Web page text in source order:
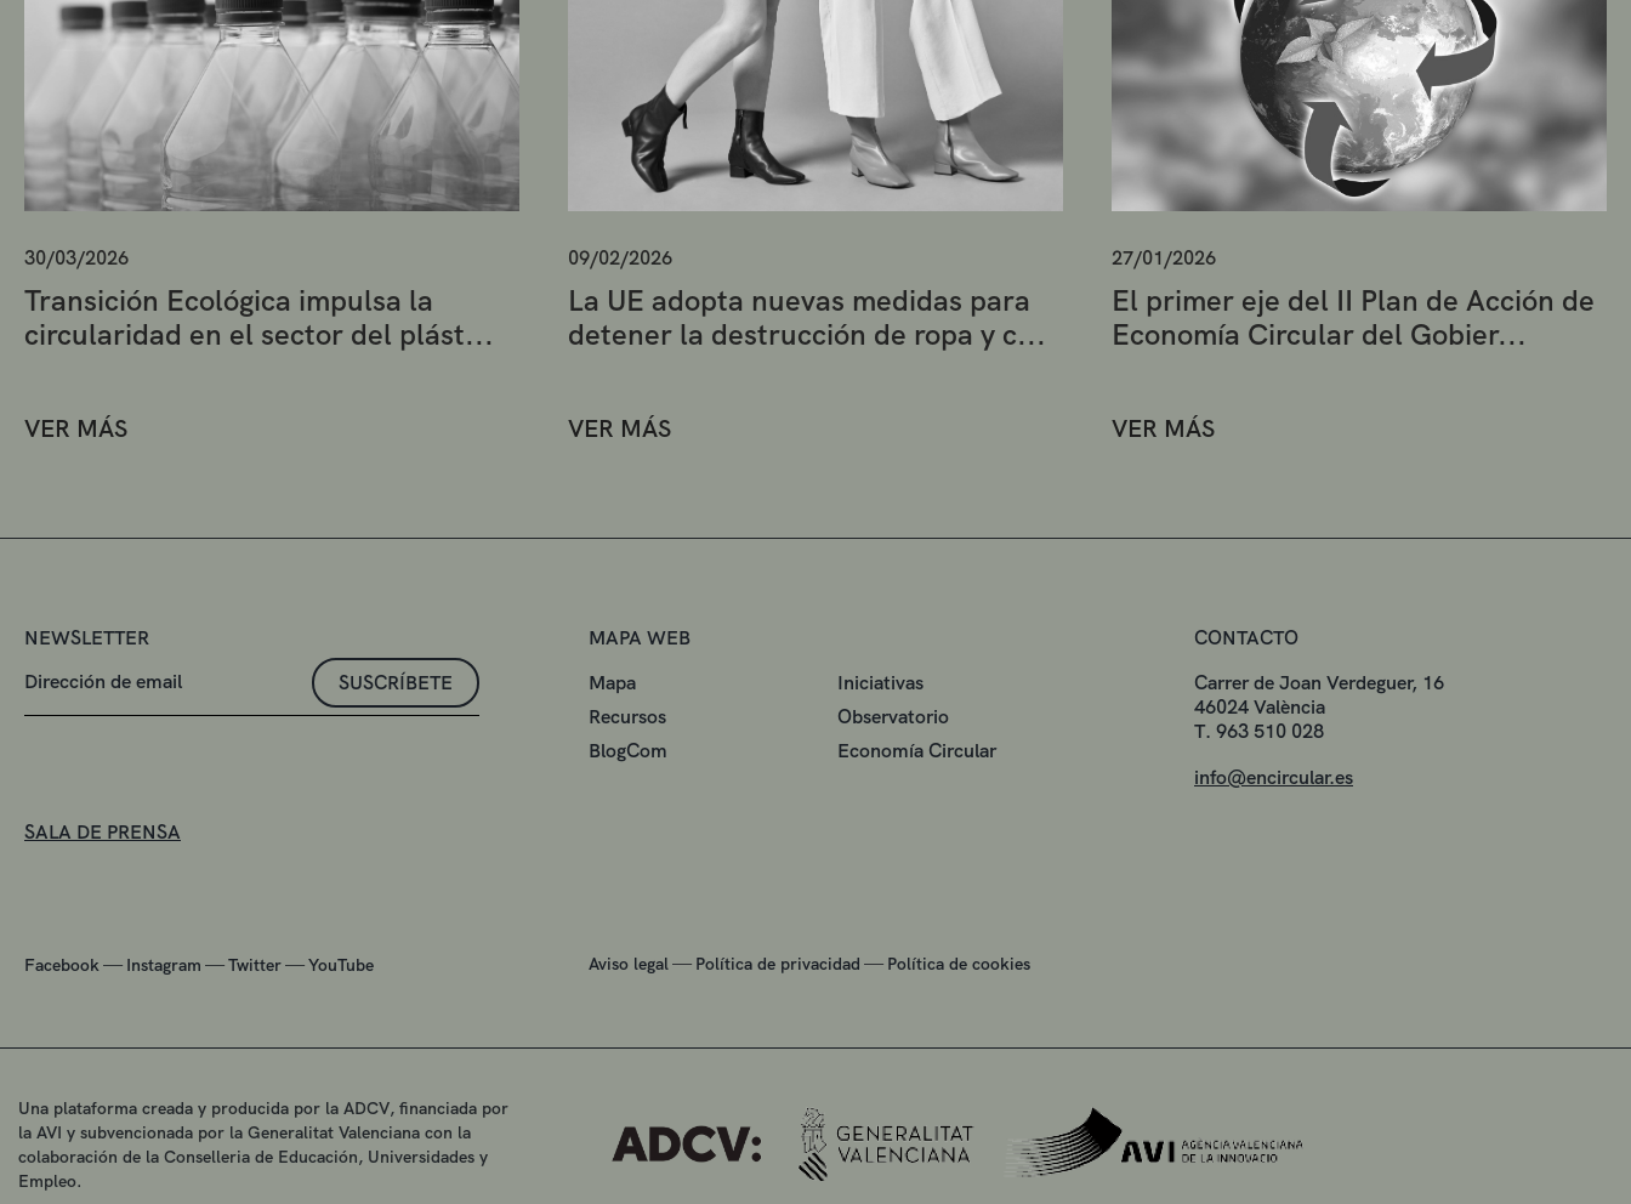
30/03/2026
Transición Ecológica impulsa la
circularidad en el sector del plást...
VER MÁS
09/02/2026
La UE adopta nuevas medidas para
detener la destrucción de ropa y c...
VER MÁS
27/01/2026
El primer eje del II Plan de Acción de
Economía Circular del Gobier...
VER MÁS
NEWSLETTER
SUSCRÍBETE
SALA DE PRENSA
Facebook — Instagram —Twitter—YouTube
MAPA WEB
Mapa
Iniciativas
Recursos
Observatorio
BlogCom
Economía Circular
Aviso legal — Política de privacidad — Política de cookies
CONTACTO
Carrer de Joan Verdeguer, 16
46024 València
T. 963 510 028
info@encircular.es
Una plataforma creada y producida por la ADCV, financiada por
la AVI y subvencionada por la Generalitat Valenciana con la
colaboración de la Conselleria de Educación, Universidades y
Empleo.